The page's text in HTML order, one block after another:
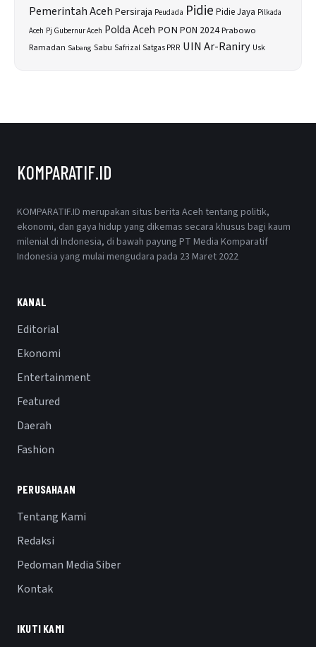
Pemerintah AcehPersiraja Peudada Pidie Pidie Jaya Pilkada
Aceh Pj Gubernur Aceh Polda Aceh PON PON 2024Prabowo
Ramadan Sabang Sabu Safrizal Satgas PRR UIN Ar-Raniry Usk
KOMPARATIF.ID
KOMPARATIF.ID merupakan situs berita Aceh tentang politik,
ekonomi, dan gaya hidup yang dikemas secara khusus bagi kaum
milenial di Indonesia, di bawah payung PT Media Komparatif
Indonesia yang mulai mengudara pada 23 Maret 2022
KANAL
Editorial
Ekonomi
Entertainment
Featured
Daerah
Fashion
PERUSAHAAN
Tentang Kami
Redaksi
Pedoman Media Siber
Kontak
IKUTI KAMI